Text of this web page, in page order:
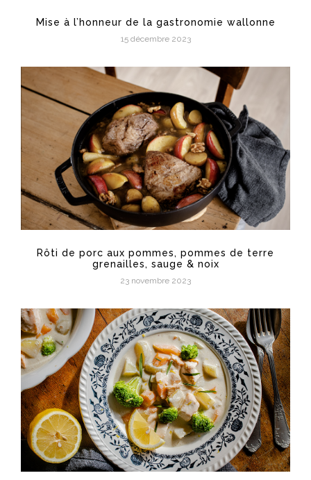
Mise à l’honneur de la gastronomie wallonne
15 décembre 2023
Rôti de porc aux pommes, pommes de terre
grenailles, sauge & noix
23 novembre 2023